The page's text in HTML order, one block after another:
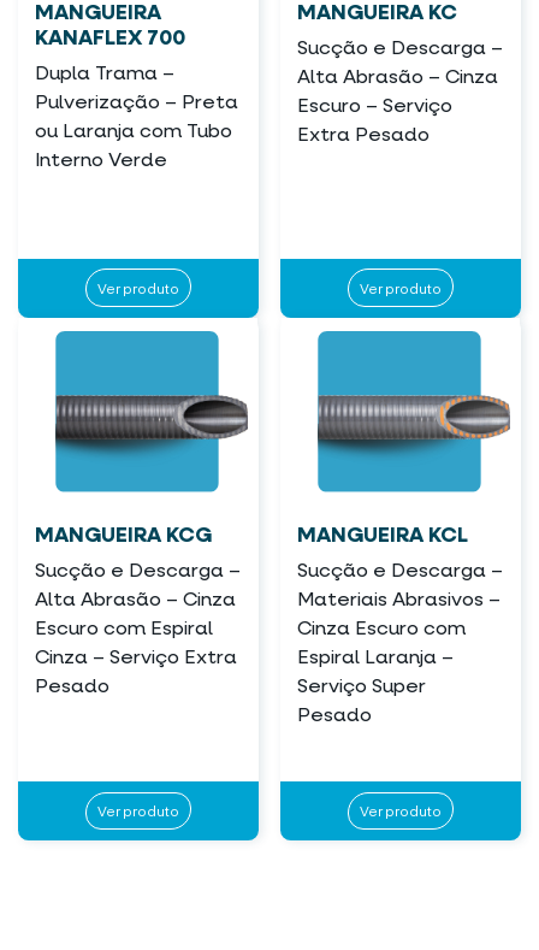
MANGUEIRA
KANAFLEX 700
Dupla Trama –
Pulverização – Preta
ou Laranja com Tubo
Interno Verde
Ver produto
MANGUEIRA KC
Sucção e Descarga –
Alta Abrasão – Cinza
Escuro – Serviço
Extra Pesado
Ver produto
MANGUEIRA KCG
Sucção e Descarga –
Alta Abrasão – Cinza
Escuro com Espiral
Cinza – Serviço Extra
Pesado
Ver produto
MANGUEIRA KCL
Sucção e Descarga –
Materiais Abrasivos –
Cinza Escuro com
Espiral Laranja –
Serviço Super
Pesado
Ver produto